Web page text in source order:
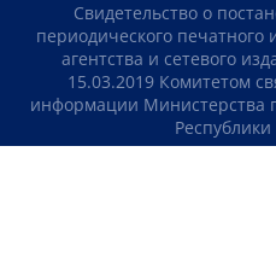
Свидетельство о
периодического
агентства и сетевого
15.03.2019 Комитетом
информации Министерства
Республики